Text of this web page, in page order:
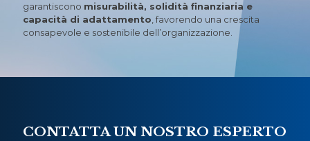
garantiscono misurabilità, solidità finanziaria e
capacità di adattamento, favorendo una crescita
consapevole e sostenibile dell’organizzazione.
CONTATTA UN NOSTRO ESPERTO